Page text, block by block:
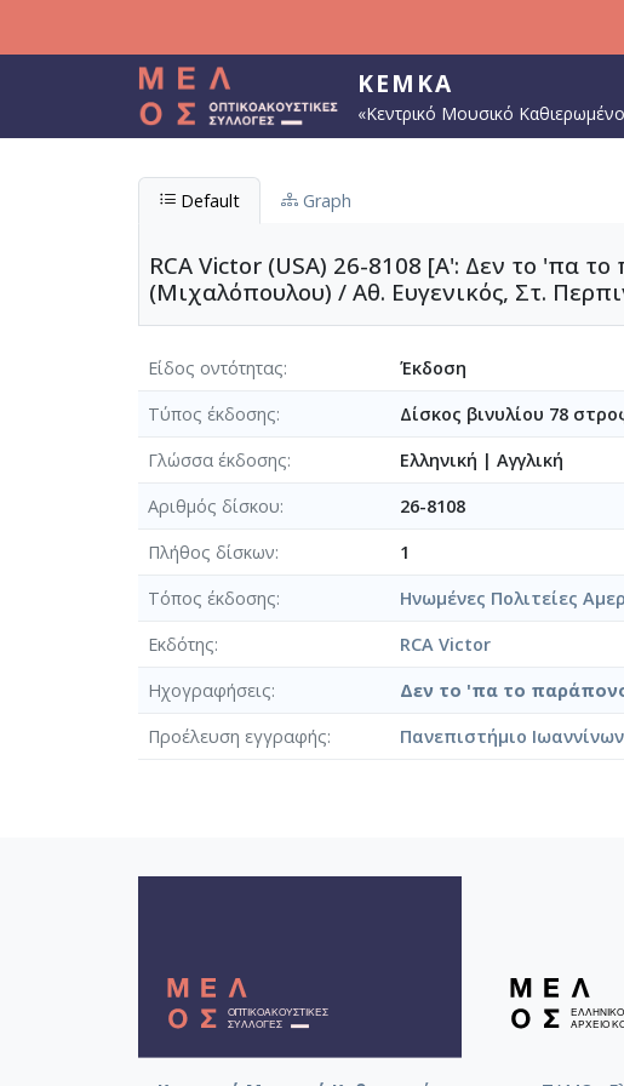
ΚΕΜΚΑ
«Κεντρικό Μουσικό
Default Graph
RCA Victor (USA) 26-8108 [Α': Δεν το 'πα
(Μιχαλόπουλου) / Αθ. Ευγενικός, Στ.
Είδος οντότητας
Έκδοση
Τύπος έκδοσης
Δίσκος βινυλίου 78
Γλώσσα έκδοσης
Ελληνική | Αγγλική
Αριθμός δίσκου
26-8108
Πλήθος δίσκων
1
Τόπος έκδοσης
Ηνωμένες Πολιτείες
Εκδότης
RCA Victor
Ηχογραφήσεις
Δεν το 'πα το
Προέλευση εγγραφής
Πανεπιστήμιο Ιωαννίνων